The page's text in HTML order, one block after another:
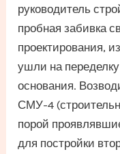
руководитель
пробная забивка
проектирования,
ушли на переделку
основания.
СМУ-4
порой
для постройки